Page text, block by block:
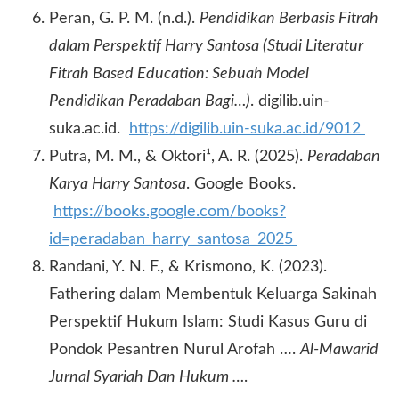
Peran, G. P. M. (n.d.). Pendidikan Berbasis Fitrah
dalam Perspektif Harry Santosa (Studi Literatur
Fitrah Based Education: Sebuah Model
Pendidikan Peradaban Bagi…). digilib.uin-
suka.ac.id.
https://digilib.uin-suka.ac.id/9012
Putra, M. M., & Oktori¹, A. R. (2025). Peradaban
Karya Harry Santosa. Google Books.
https://books.google.com/books?
id=peradaban_harry_santosa_2025
Randani, Y. N. F., & Krismono, K. (2023).
Fathering dalam Membentuk Keluarga Sakinah
Perspektif Hukum Islam: Studi Kasus Guru di
Pondok Pesantren Nurul Arofah ….Al-Mawarid
Jurnal Syariah Dan Hukum ….